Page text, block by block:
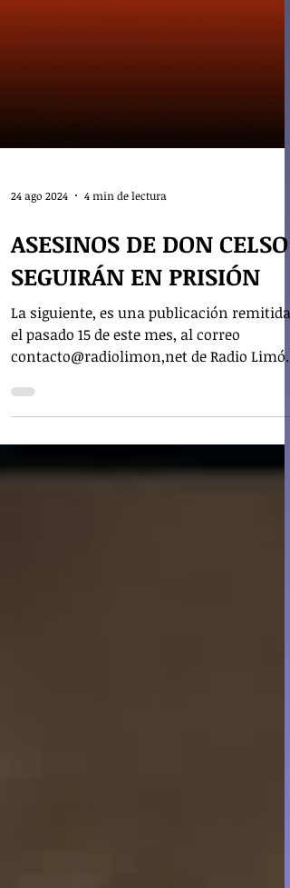
ASESINOS DE DON CELSO
SEGUIRÁN EN PRISIÓN
La siguiente, es una publicación remitida
el pasado 15 de este mes, al correo
contacto@radiolimon,net de Radio Limón,
por parte de la...